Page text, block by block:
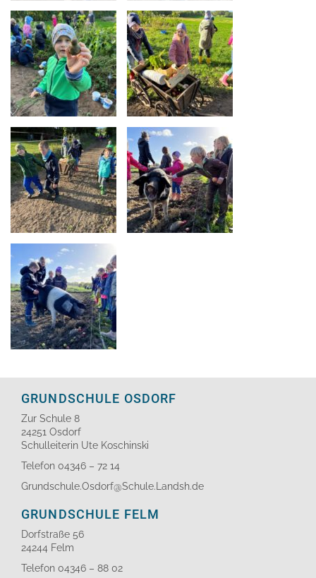
GRUNDSCHULE OSDORF
Zur Schule 8
24251 Osdorf
Schulleiterin Ute Koschinski
Telefon 04346 – 72 14
Grundschule.Osdorf@Schule.Landsh.de
GRUNDSCHULE FELM
Dorfstraße 56
24244 Felm
Telefon 04346 – 88 02